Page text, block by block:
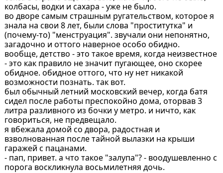
колбасы, водки и сахара - уже не было.
во дворе самым страшным ругательством, которое я
знала на свои 8 лет, были слова "проститутка" и
(почему-то) "менструация". звучали они непонятно,
загадочно и оттого наверное особо обидно.
вообще, детство - это такое время, когда неизвестное
- это как правило не значит пугающее, оно скорее
обидное. обидное оттого, что ну нет никакой
возможности познать. так вот.
был обычный летний московский вечер, когда батя
сидел после работы преспокойно дома, оторвав 3
литра разливного из бочки у метро. и ничто, как
говориться, не предвещало.
я вбежала домой со двора, радостная и
взволнованная после тайной вылазки на крыши
гаражей с пацанами.
- пап, привет. а что такое "залупа"? - воодушевленно с
порога воскликнула восьмилетняя дочь.